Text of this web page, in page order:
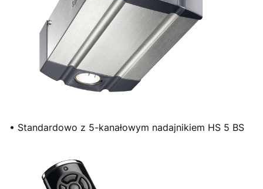
• Standardowo z 5-kanałowym nadajnikiem HS 5 BS